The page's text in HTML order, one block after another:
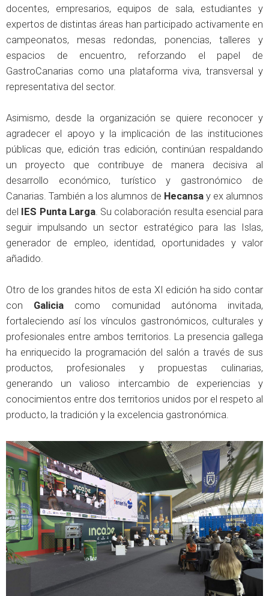
docentes, empresarios, equipos de sala, estudiantes y
expertos de distintas áreas han participado activamente en
campeonatos, mesas redondas, ponencias, talleres y
espacios de encuentro, reforzando el papel de
GastroCanarias como una plataforma viva, transversal y
representativa del sector.
Asimismo, desde la organización se quiere reconocer y
agradecer el apoyo y la implicación de las instituciones
públicas que, edición tras edición, continúan respaldando
un proyecto que contribuye de manera decisiva al
desarrollo económico, turístico y gastronómico de
Canarias. También a los alumnos de Hecansay ex alumnos
del
IES Punta Larga. Su colaboración resulta esencial para
seguir impulsando un sector estratégico para las Islas,
generador de empleo, identidad, oportunidades y valor
añadido.
Otro de los grandes hitos de esta XI edición ha sido contar
con Galicia como comunidad autónoma invitada,
fortaleciendo así los vínculos gastronómicos, culturales y
profesionales entre ambos territorios. La presencia gallega
ha enriquecido la programación del salón a través de sus
productos, profesionales y propuestas culinarias,
generando un valioso intercambio de experiencias y
conocimientos entre dos territorios unidos por el respeto al
producto, la tradición y la excelencia gastronómica.